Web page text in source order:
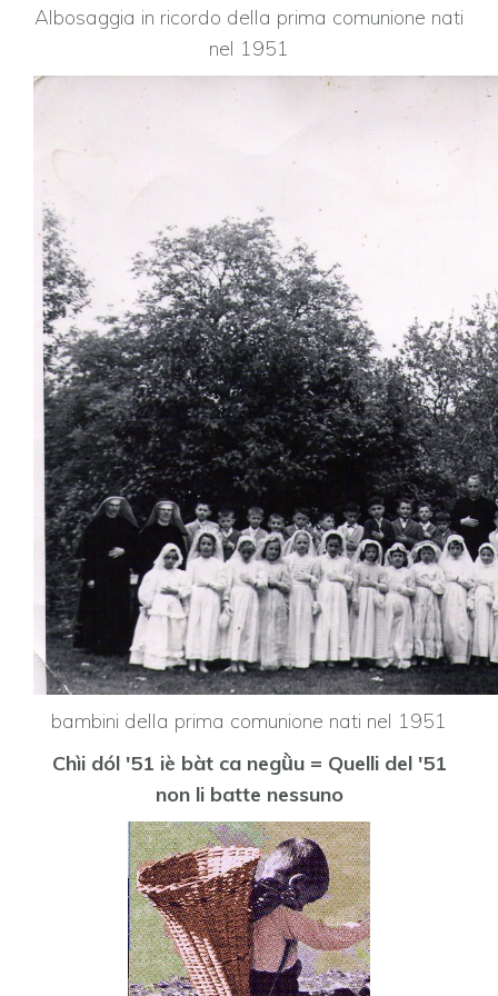
Albosaggia in ricordo della prima comunione nati
nel 1951
bambini della prima comunione nati nel 1951
Chìi dól '51 iè bàt ca negǜu = Quelli del '51
non li batte nessuno